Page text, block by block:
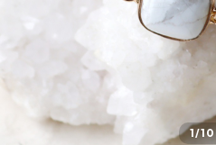
1/10